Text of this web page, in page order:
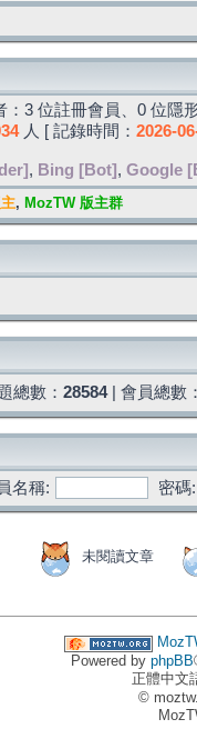
：3 位註冊會員、0 位隱
人 [ 記錄時間： 2026-
, Bing [Bot] , Google
, MozTW 版主群
總數： 28584| 會員總數
名稱:
密碼:
未閱讀文章
Powered by phpBB
正體中文
©